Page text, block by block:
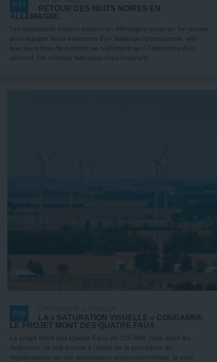
P.34
RETOUR DES NUITS NOIRES EN
ALLEMAGNE
Les exploitants éoliens avaient en Allemagne jusqu’au 1er janvier
pour équiper leurs éoliennes d’un balisage circonstancié, afin
que leurs feux de position ne s’allument qu’à l’approche d’un
aéronef. Un chantier laborieux mais inspirant.
P.38
LA « SATURATION VISUELLE » CONDAMNE
LE PROJET MONT DES QUATRE FAUX
Le projet Mont des Quatre Faux de 315 MW, situé dans les
Ardennes, se voit annulé à l’issue de la procédure de
régularisation de son autorisation environnementale, la cour